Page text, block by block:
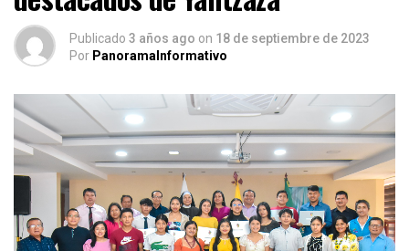
Publicado 3 años ago on 18 de septiembre de 2023
Por PanoramaInformativo